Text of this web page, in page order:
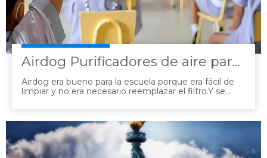
Airdog Purificadores de aire para la educación
Airdog era bueno para la escuela porque era fácil de
limpiar y no era necesario reemplazar el filtro.Y se